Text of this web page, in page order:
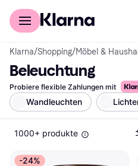
Für Shopper
Klarna/Shopping/Möbel &
Beleuchtung
Probiere flexible Zahlungen mit
Wandleuchten
1000+ produkte
-24%